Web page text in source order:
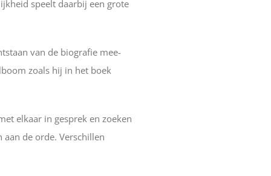
speelt daarbij een grote
van de biografie mee-
zoals hij in het boek
elkaar in gesprek en zoeken
de orde. Verschillen